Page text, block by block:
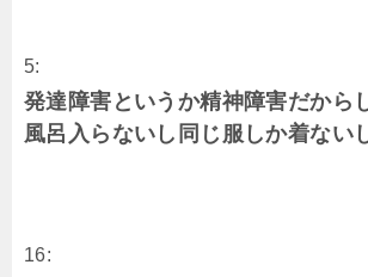
5:
発達障害というか精神障害だから
風呂入らないし同じ服しか着ない
16: